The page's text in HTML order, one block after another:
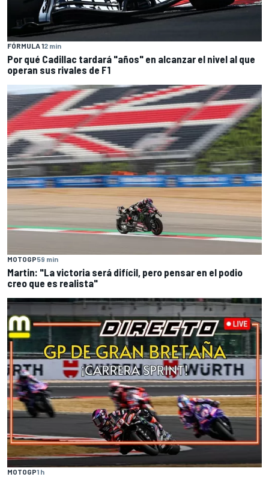
FÓRMULA 12 min
Por qué Cadillac tardará "años" en alcanzar el nivel al que
operan sus rivales de F1
MOTOGP59 min
Martin: "La victoria será difícil, pero pensar en el podio
creo que es realista"
MOTOGP1 h